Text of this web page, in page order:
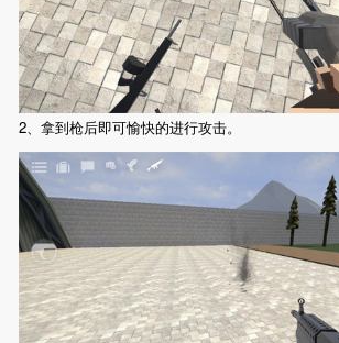
2、拿到枪后即可愉快的进行攻击。